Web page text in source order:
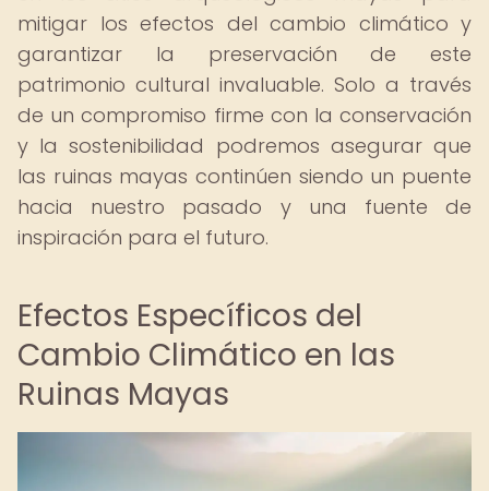
mitigar los efectos del cambio climático y
garantizar la preservación de este
patrimonio cultural invaluable. Solo a través
de un compromiso firme con la conservación
y la sostenibilidad podremos asegurar que
las ruinas mayas continúen siendo un puente
hacia nuestro pasado y una fuente de
inspiración para el futuro.
Efectos Específicos del
Cambio Climático en las
Ruinas Mayas